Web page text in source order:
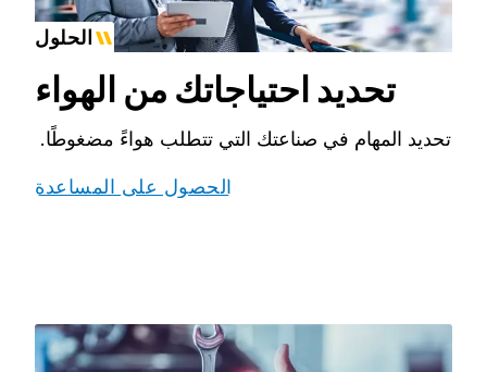
الحلول
تحديد احتياجاتك من الهواء
تحديد المهام في صناعتك التي تتطلب هواءً مضغوطًا.
الحصول على المساعدة